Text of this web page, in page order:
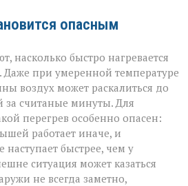
опасным
насколько быстро нагревается
при умеренной температуре
воздух может раскалиться до
за считаные минуты. Для
перегрев особенно опасен:
работает иначе, и
наступает быстрее, чем у
ситуация может казаться
не всегда заметно,